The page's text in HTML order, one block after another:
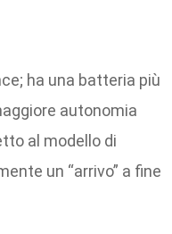
ha una batteria più
autonomia
al modello di
un “arrivo” a fine